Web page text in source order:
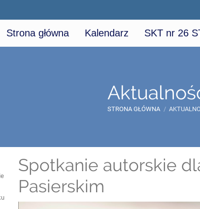
Strona główna Kalendarz SKT nr 26
STRONA GŁÓWNA /
Spotkanie autorskie
Pasierskim